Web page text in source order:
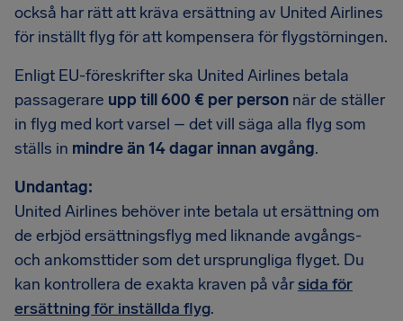
också har rätt att kräva ersättning av United Airlines
för inställt flyg för att kompensera för flygstörningen.
Enligt EU-föreskrifter ska United Airlines betala
passagerare upp till 600 € per person när de ställer
in flyg med kort varsel – det vill säga alla flyg som
ställs in mindre än 14 dagar innan avgång.
Undantag:
United Airlines behöver inte betala ut ersättning om
de erbjöd ersättningsflyg med liknande avgångs-
och ankomsttider som det ursprungliga flyget. Du
kan kontrollera de exakta kraven på vårsida för
ersättning för inställda flyg.